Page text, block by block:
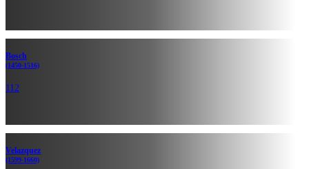
Bosch
(1450-1516)
112
Velazquez
(1599-1660)